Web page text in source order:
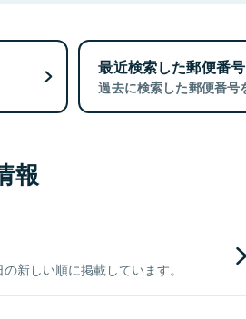
最近検索した郵便番号
過去に検索した郵便番号
報
新しい順に掲載しています。